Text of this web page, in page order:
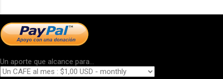
Un aporte que alcance para...